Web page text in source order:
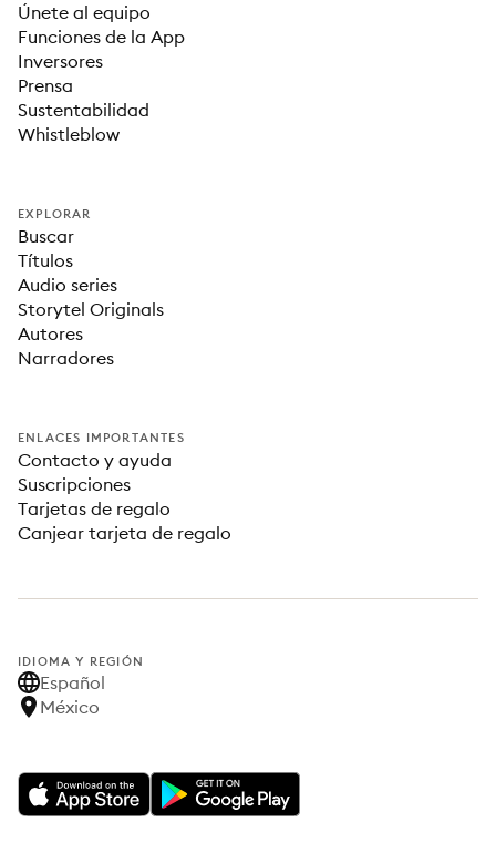
Únete al equipo
Funciones de la App
Inversores
Prensa
Sustentabilidad
Whistleblow
EXPLORAR
Buscar
Títulos
Audio series
Storytel Originals
Autores
Narradores
ENLACES IMPORTANTES
Contacto y ayuda
Suscripciones
Tarjetas de regalo
Canjear tarjeta de regalo
IDIOMA Y REGIÓN
Español
México